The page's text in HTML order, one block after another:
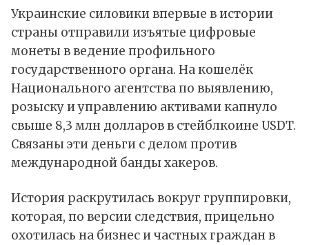
Украинские силовики впервые в истории
страны отправилиизъятые цифровые
монеты в ведение профильного
государственного органа. На кошелёк
Национального агентства по выявлению,
розыску и управлению активами капнуло
свыше 8,3 млн долларов в стейблкоине USDT.
Связаны эти деньги с делом против
международной банды хакеров.
История раскрутилась вокруг группировки,
которая, по версии следствия, прицельно
охотилась на бизнес и частных граждан в